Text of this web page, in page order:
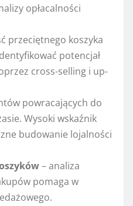
opłacalności
przeciętnego koszyka
potencjał
cross-selling i up-
powracających do
Wysoki wskaźnik
budowanie lojalności
– analiza
pomaga w